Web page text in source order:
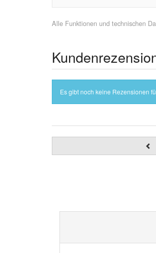
Alle Funktionen und technischen
Es gibt noch keine Rezensionen